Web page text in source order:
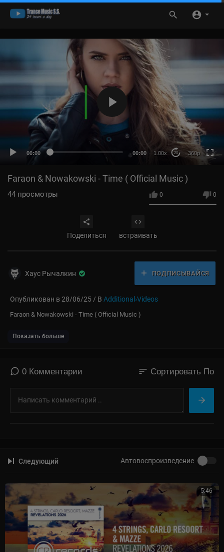
00:00 00:00 1.00x 20 360p
HD
auto
Faraon & Nowakowski - Time ( Official Music )
0 0
44 просмотры
Поделиться встраивать
Хаус Рычалкин ПОДПИСЫВАЙСЯ
Опубликован в 28/06/25 / В Additional›Videos
⁣Faraon & Nowakowski - Time ( Official Music )
Показать больше
0 Комментарии sort Сортировать По
Следующий Автовоспроизведение
5:46